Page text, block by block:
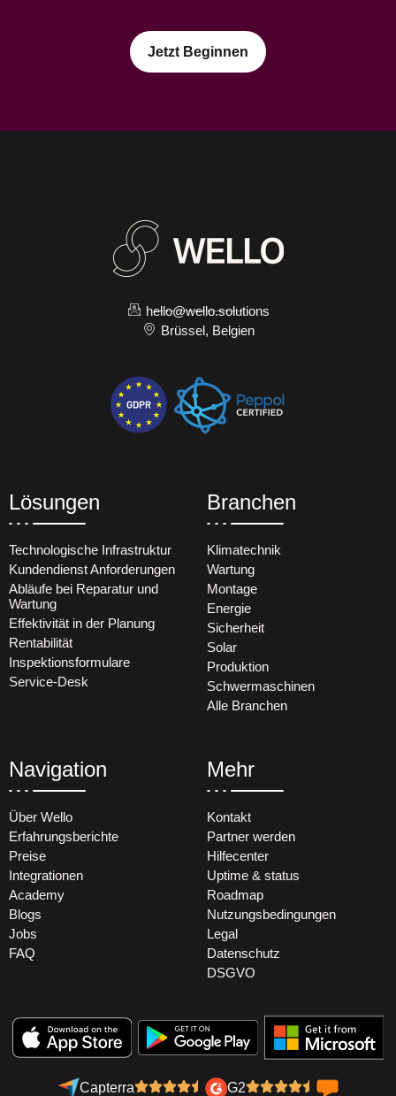
Jetzt Beginnen
hello@wello.solutions
Brüssel, Belgien
Lösungen
Technologische Infrastruktur
Kundendienst Anforderungen
Abläufe bei Reparatur und
Wartung
Effektivität in der Planung
Rentabilität
Inspektionsformulare
Service-Desk
Branchen
Klimatechnik
Wartung
Montage
Energie
Sicherheit
Solar
Produktion
Schwermaschinen
Alle Branchen
Navigation
Über Wello
Erfahrungsberichte
Preise
Integrationen
Academy
Blogs
Jobs
FAQ
Mehr
Kontakt
Partner werden
Hilfecenter
Uptime & status
Roadmap
Nutzungsbedingungen
Legal
Datenschutz
DSGVO
Capterra G2